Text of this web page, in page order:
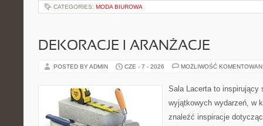
CATEGORIES: MODA BIUROWA
DEKORACJE I ARANŻACJE
POSTED BY ADMIN CZE - 7 - 2026 MOŻLIWOŚĆ
Sala Lacerta to inspirujący
wyjątkowych wydarzeń, w
znaleźć inspiracje